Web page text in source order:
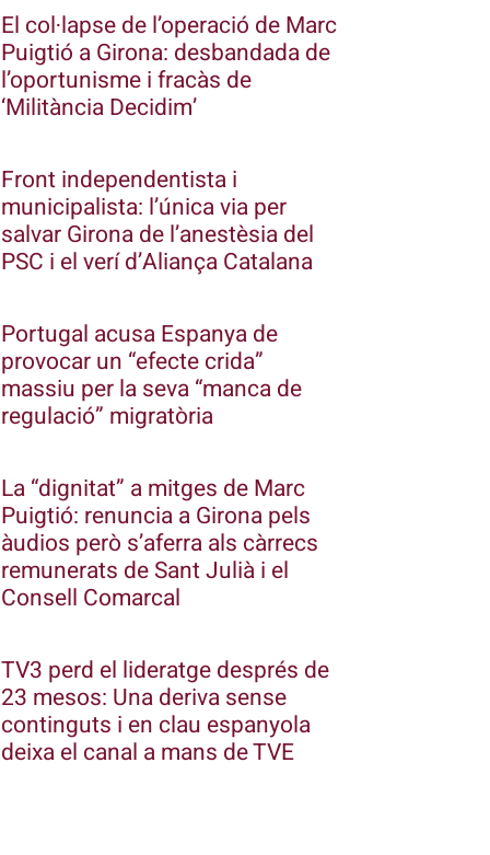
El col·lapse de l’operació de Marc
Puigtió a Girona: desbandada de
l’oportunisme i fracàs de
‘Militància Decidim’
Front independentista i
municipalista: l’única via per
salvar Girona de l’anestèsia del
PSC i el verí d’Aliança Catalana
Portugal acusa Espanya de
provocar un “efecte crida”
massiu per la seva “manca de
regulació” migratòria
La “dignitat” a mitges de Marc
Puigtió: renuncia a Girona pels
àudios però s’aferra als càrrecs
remunerats de Sant Julià i el
Consell Comarcal
TV3 perd el lideratge després de
23 mesos: Una deriva sense
continguts i en clau espanyola
deixa el canal a mans de TVE